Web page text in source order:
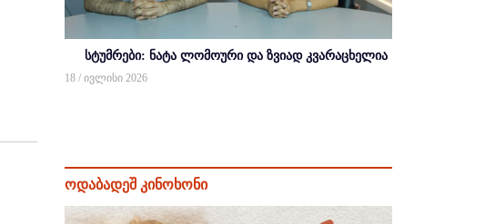
სტუმრები: ნატა ლომოური და ზვიად კვარაცხელია
18 / ივლისი 2026
ოდაბადეშ კინოხონი